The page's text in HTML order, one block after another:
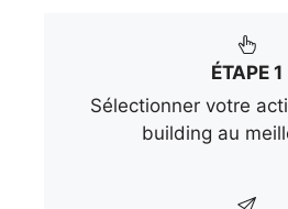
ÉTAPE 1
Sélectionner votre
building au